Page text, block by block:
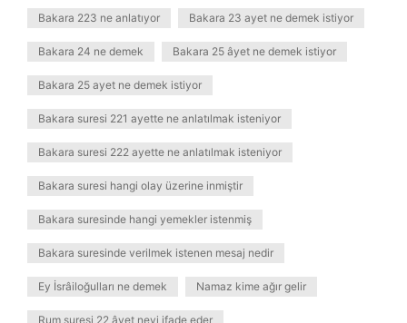
Bakara 223 ne anlatıyor Bakara 23 ayet ne demek istiyor
Bakara 24 ne demek Bakara 25 âyet ne demek istiyor
Bakara 25 ayet ne demek istiyor
Bakara suresi 221 ayette ne anlatılmak isteniyor
Bakara suresi 222 ayette ne anlatılmak isteniyor
Bakara suresi hangi olay üzerine inmiştir
Bakara suresinde hangi yemekler istenmiş
Bakara suresinde verilmek istenen mesaj nedir
Ey İsrâiloğulları ne demek Namaz kime ağır gelir
Rum suresi 22 âyet neyi ifade eder